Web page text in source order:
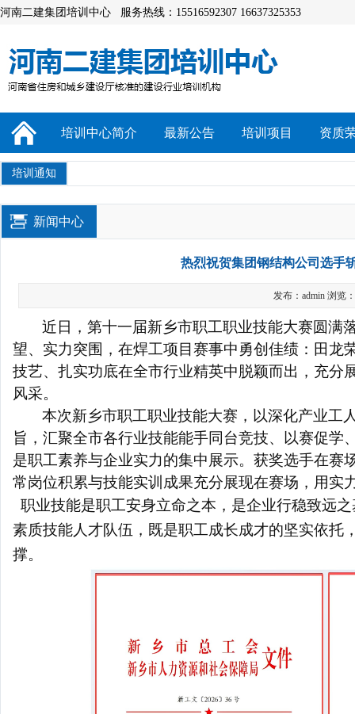
河南二建集团培训中心 服务热线：15516592307 16637325353
培训中心简介 最新公告 培训项目 资质
培训通知
新闻中心
热烈祝贺集团钢结构公司选手
发布：admin 浏览
近日，第十一届新乡市职工职业技能大赛圆满
望、实力突围，在焊工项目赛事中勇创佳绩：田龙
技艺、扎实功底在全市行业精英中脱颖而出，充分
风采。
本次新乡市职工职业技能大赛，以深化产业工
旨，汇聚全市各行业技能能手同台竞技、以赛促学
是职工素养与企业实力的集中展示。获奖选手在赛
常岗位积累与技能实训成果充分展现在赛场，用实
职业技能是职工安身立命之本，是企业行稳致远
素质技能人才队伍，既是职工成长成才的坚实依托
撑。